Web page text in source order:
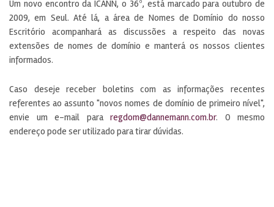
Um novo encontro da ICANN, o 36º, está marcado para outubro de
2009, em Seul. Até lá, a área de Nomes de Domínio do nosso
Escritório acompanhará as discussões a respeito das novas
extensões de nomes de domínio e manterá os nossos clientes
informados.
Caso deseje receber boletins com as informações recentes
referentes ao assunto "novos nomes de domínio de primeiro nível",
envie um e-mail para regdom@dannemann.com.br. O mesmo
endereço pode ser utilizado para tirar dúvidas.